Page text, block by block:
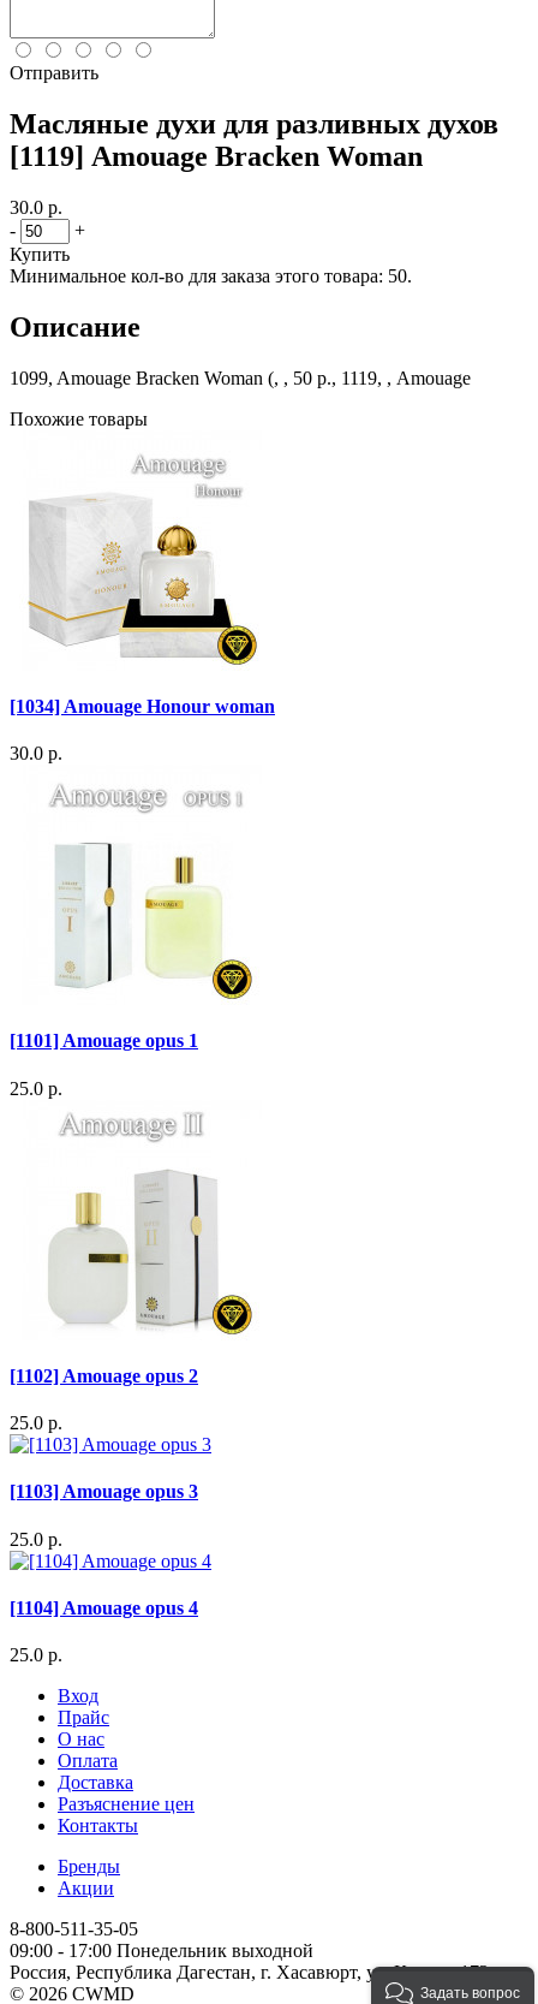
Отправить
Масляные духи для разливных духов
[1119] Amouage Bracken Woman
30.0 р.
-
+
Купить
Минимальное кол-во для заказа этого товара: 50.
Описание
1099, Amouage Bracken Woman (, , 50 р., 1119, , Amouage
Похожие товары
[1034] Amouage Honour woman
30.0 р.
[1101] Amouage opus 1
25.0 р.
[1102] Amouage opus 2
25.0 р.
[1103] Amouage opus 3
25.0 р.
[1104] Amouage opus 4
25.0 р.
Вход
Прайс
О нас
Оплата
Доставка
Разъяснение цен
Контакты
Бренды
Акции
8-800-511-35-05
09:00 - 17:00 Понедельник выходной
Россия, Республика Дагестан, г. Хасавюрт, ул. Кирова 172
© 2026 CWMD
Задать вопрос